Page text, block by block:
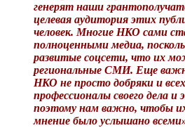
генерят наши
целевая аудитория этих
человек. Многие НКО сами
полноценными медиа,
развитые соцсети, что их
региональные СМИ. Еще
НКО не просто добряки и
профессионалы своего дела и
поэтому нам важно, чтобы
мнение было услышано